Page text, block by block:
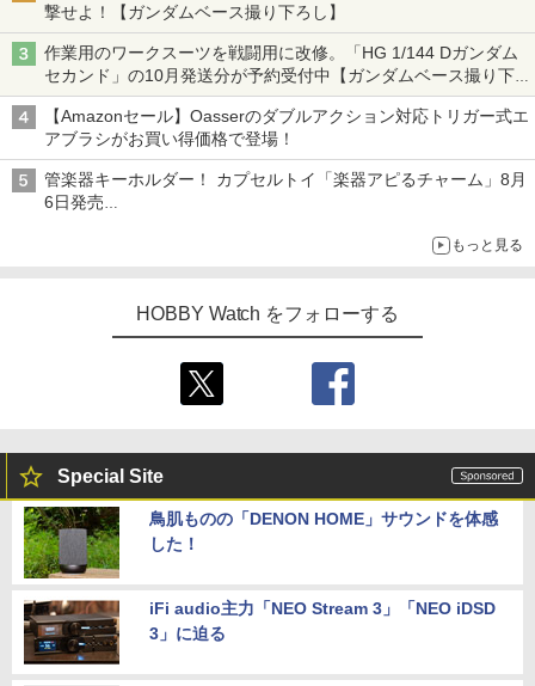
撃せよ！【ガンダムベース撮り下ろし】
作業用のワークスーツを戦闘用に改修。「HG 1/144 Dガンダム
セカンド」の10月発送分が予約受付中【ガンダムベース撮り下
ろし】
【Amazonセール】Oasserのダブルアクション対応トリガー式エ
アブラシがお買い得価格で登場！
管楽器キーホルダー！ カプセルトイ「楽器アピるチャーム」8月
6日発売
もっと見る
HOBBY Watch をフォローする
Special Site
鳥肌ものの「DENON HOME」サウンドを体感
した！
iFi audio主力「NEO Stream 3」「NEO iDSD
3」に迫る